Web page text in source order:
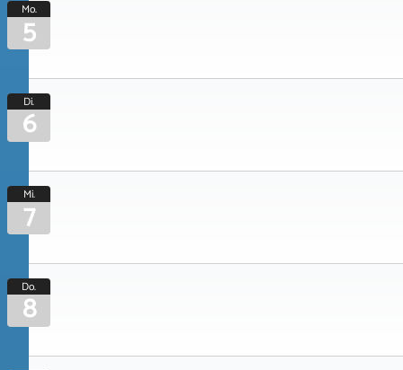
Mo.
5
Di.
6
Mi.
7
Do.
8